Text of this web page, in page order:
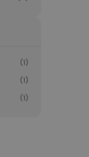
(1)
(1)
(1)